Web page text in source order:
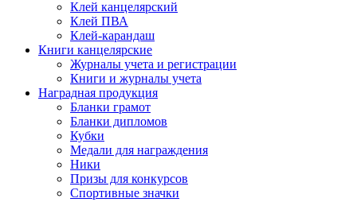
Клей канцелярский
Клей ПВА
Клей-карандаш
Книги канцелярские
Журналы учета и регистрации
Книги и журналы учета
Наградная продукция
Бланки грамот
Бланки дипломов
Кубки
Медали для награждения
Ники
Призы для конкурсов
Спортивные значки